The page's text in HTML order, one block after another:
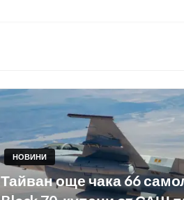
НОВИНИ
Тайван още чака 66